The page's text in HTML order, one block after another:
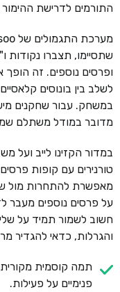
התורמים לדרישת
שתסיימו, תצברו נקודות
ופרסים נוספים. זה
לשלב בין בונוסים
במשחק. עבור שחקנים
מדובר במודל משתלם
במדור הקזינו לייב ועל
טורנירים עם קופות
מאפשרת להתחרות מול
על פרסים נוספים מעבר
חשוב לשמור תמיד על
והגרלות, כדאי להגדיר
תמה קוסמית
פנימיים על פעילות.